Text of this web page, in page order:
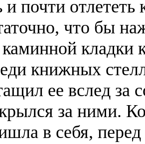
и почти
что бы
кладки
книжных
ее вслед
за ними.
в себя,